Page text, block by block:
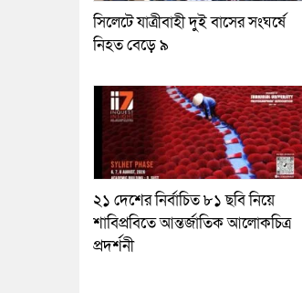
সিলেটে যাত্রীবাহী দুই বাসের সংঘর্ষে
নিহত বেড়ে ৯
২১ দেশের নির্বাচিত ৮১ ছবি নিয়ে
শাবিপ্রবিতে আন্তর্জাতিক আলোকচিত্র
প্রদর্শনী